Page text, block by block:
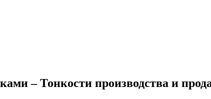
– Тонкости производства и